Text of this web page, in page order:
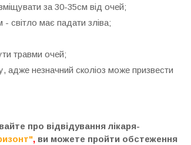
за 30-35см від очей;
світло має падати зліва;
травми очей;
адже незначний сколіоз може призвести
про відвідування лікаря-
, ви можете пройти обстеження